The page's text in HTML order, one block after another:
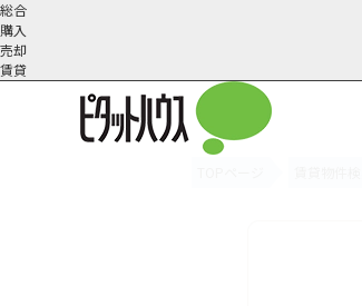
総合
購入
売却
賃貸